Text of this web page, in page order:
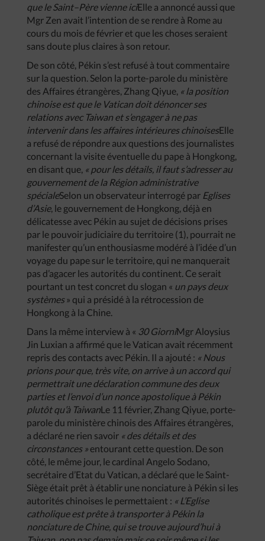
que leSaint–Père vienne iciElle a annoncé aussi que
Mgr Zen avait l’intention de se rendre à Rome au
cours du mois de février et que les choses seraient
sans doute plus claires à son retour.
De son côté, Pékin s’est refusé à tout commentaire
sur la question. Selon la porte-parole du ministère
des Affaires étrangères, Zhang Qiyue, « laposition
chinoiseestque le Vatican doitdénoncerses
relationsavec Taiwan ets’engagerànepas
intervenirdans lesaffaires intérieureschinoisesElle
a refusé de répondre aux questions des journalistes
concernant la visite éventuelle du pape à Hongkong,
en disant que, «pourlesdétails, ilfauts’adresserau
gouvernementde la Région administrative
spécialeSelon un observateur interrogé par Eglises
d’Asie, le gouvernement de Hongkong, déjà en
délicatesse avec Pékin au sujet de décisions prises
par le pouvoir judiciaire du territoire (1), pourrait ne
manifester qu’un enthousiasme modéré à l’idée d’un
voyage du pape sur le territoire, qui ne manquerait
pas d’agacer les autorités du continent. Ce serait
pourtant un test concret du slogan « un paysdeux
systèmes» qui a présidé à la rétrocession de
Hongkong à la Chine.
Dans la même interview à « 30GiorniMgr Aloysius
Jin Luxian a affirmé que le Vatican avait récemment
repris des contacts avec Pékin. Il a ajouté : « Nous
prionspourque, très vite, on arriveà un accordqui
permettrait unedéclaration communedesdeux
partieset l’envoid’un nonceapostoliqueà Pékin
plutôtqu’à TaiwanLe 11 février, Zhang Qiyue, porte-
parole du ministère chinois des Affaires étrangères,
a déclaré ne rien savoir «desdétailsetdes
circonstances» entourant cette question. De son
côté, le même jour, le cardinal Angelo Sodano,
secrétaire d’Etat du Vatican, a déclaré que le Saint-
Siège était prêt à établir une nonciature à Pékin si les
autorités chinoises le permettaient : « L’Eglise
catholiqueestprêteà transporterà Pékin la
nonciaturede Chine, quise trouveaujourd’huià